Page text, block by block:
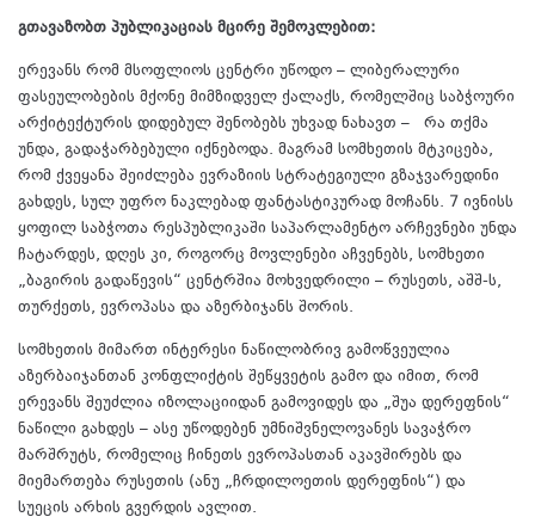
გთავაზობთ პუბლიკაციას მცირე შემოკლებით:
ერევანს რომ მსოფლიოს ცენტრი უწოდო – ლიბერალური
ფასეულობების მქონე მიმზიდველ ქალაქს, რომელშიც საბჭოური
არქიტექტურის დიდებულ შენობებს უხვად ნახავთ – რა თქმა
უნდა, გადაჭარბებული იქნებოდა. მაგრამ სომხეთის მტკიცება,
რომ ქვეყანა შეიძლება ევრაზიის სტრატეგიული გზაჯვარედინი
გახდეს, სულ უფრო ნაკლებად ფანტასტიკურად მოჩანს. 7 ივნისს
ყოფილ საბჭოთა რესპუბლიკაში საპარლამენტო არჩევნები უნდა
ჩატარდეს, დღეს კი, როგორც მოვლენები აჩვენებს, სომხეთი
„ბაგირის გადაწევის“ ცენტრშია მოხვედრილი – რუსეთს, აშშ-ს,
თურქეთს, ევროპასა და აზერბიჯანს შორის.
სომხეთის მიმართ ინტერესი ნაწილობრივ გამოწვეულია
აზერბაიჯანთან კონფლიქტის შეწყვეტის გამო და იმით, რომ
ერევანს შეუძლია იზოლაციიდან გამოვიდეს და „შუა დერეფნის“
ნაწილი გახდეს – ასე უწოდებენ უმნიშვნელოვანეს სავაჭრო
მარშრუტს, რომელიც ჩინეთს ევროპასთან აკავშირებს და
მიემართება რუსეთის (ანუ „ჩრდილოეთის დერეფნის“) და
სუეცის არხის გვერდის ავლით.